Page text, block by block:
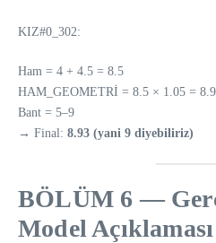
KIZ#0_302:
Ham = 4 + 4.5 = 8.5
HAM_GEOMETRİ = 8.5 × 1.05 =
Bant = 5–9
→ Final: 8.93 (yani 9 diyebiliriz)
BÖLÜM 6 —
Model Açıklaması